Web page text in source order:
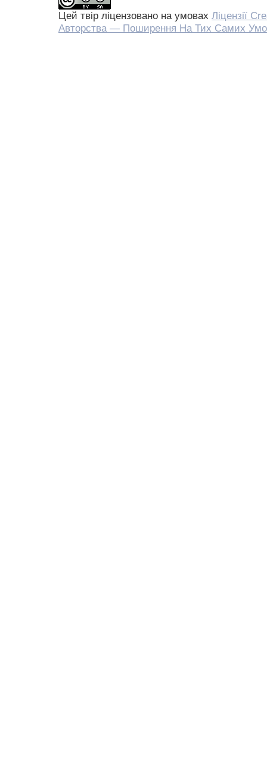
Цей твір ліцензовано на умовах Ліцензії
Авторства — Поширення На Тих Самих